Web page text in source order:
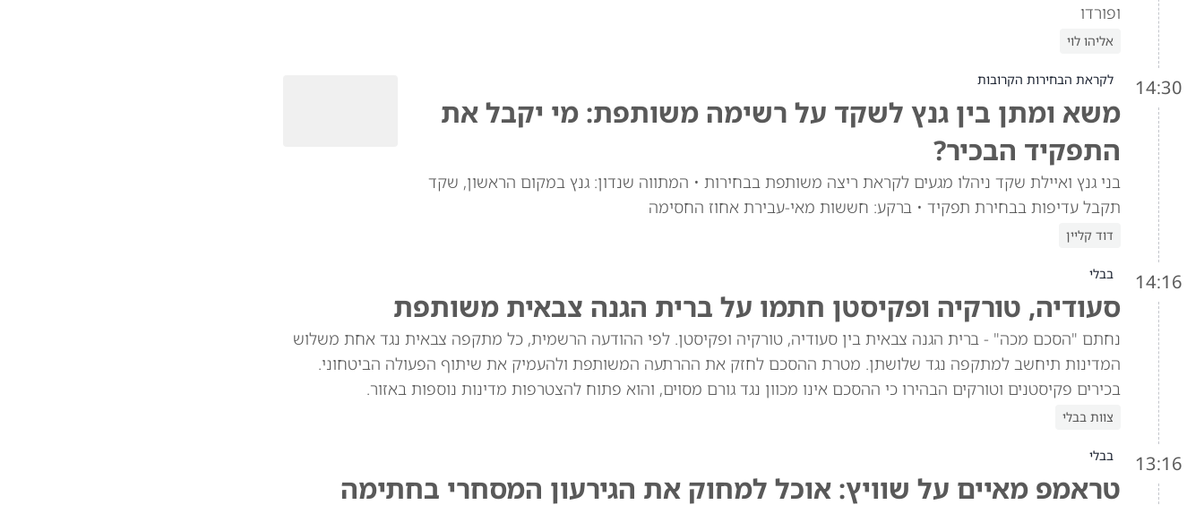
ופורדו
אליהו לוי
14:30 לקראת הבחירות הקרובות
משא ומתן בין גנץ לשקד על רשימה משותפת: מי יקבל את
התפקיד הבכיר?
בני גנץ ואיילת שקד ניהלו מגעים לקראת ריצה משותפת בבחירות • המתווה שנדון: גנץ במקום הראשון, שקד
תקבל עדיפות בבחירת תפקיד • ברקע: חששות מאי-עבירת אחוז החסימה
דוד קליין
14:16 בבלי
סעודיה, טורקיה ופקיסטן חתמו על ברית הגנה צבאית משותפת
נחתם "הסכם מכה" - ברית הגנה צבאית בין סעודיה, טורקיה ופקיסטן. לפי ההודעה הרשמית, כל מתקפה צבאית נגד אחת משלוש
המדינות תיחשב למתקפה נגד שלושתן. מטרת ההסכם לחזק את ההרתעה המשותפת ולהעמיק את שיתוף הפעולה הביטחוני.
בכירים פקיסטנים וטורקים הבהירו כי ההסכם אינו מכוון נגד גורם מסוים, והוא פתוח להצטרפות מדינות נוספות באזור.
צוות בבלי
13:16 בבלי
טראמפ מאיים על שוויץ: אוכל למחוק את הגירעון המסחרי בחתימה